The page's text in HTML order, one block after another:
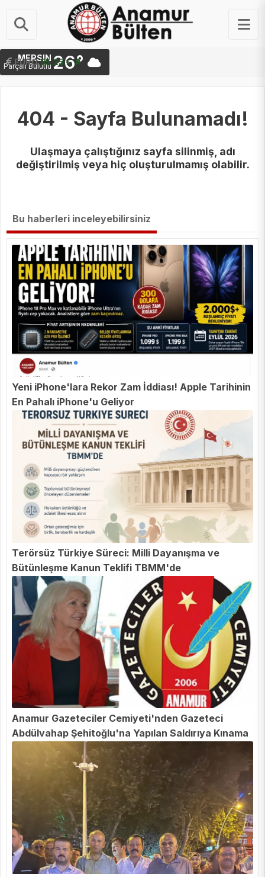
EURO 55.25 ₺
STERLIN 64.48 ₺
MERSIN
Parçalı Bulutlu 26°
404 - Sayfa Bulunamadı!
Ulaşmaya çalıştığınız sayfa silinmiş, adı
değiştirilmiş veya hiç oluşturulmamış olabilir.
Bu haberleri inceleyebilirsiniz
Yeni iPhone'lara Rekor Zam İddiası! Apple Tarihinin
En Pahalı iPhone'u Geliyor
Terörsüz Türkiye Süreci: Milli Dayanışma ve
Bütünleşme Kanun Teklifi TBMM'de
Anamur Gazeteciler Cemiyeti'nden Gazeteci
Abdülvahap Şehitoğlu'na Yapılan Saldırıya Kınama